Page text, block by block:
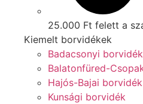
25.000 Ft felett a
Kiemelt borvidékek
Badacsonyi borvidék
Balatonfüred-
Hajós-Bajai borvidék
Kunsági borvidék